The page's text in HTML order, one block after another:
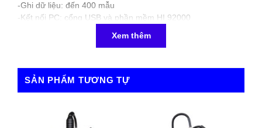
-Ghi dữ liệu: đến 400 mẫu
-Kết nối PC: cổng USB và phần mềm HI 92000
-Môi trường: 0 to 50°C (32 to 122°F); RH 100% (IP67)
-Kích thước: 185 x 93 x 35.2 mm
-Khối lượng: 400 g
5. Cung cấp gồm
– Máy đo HI98193
Xem thêm
SẢN PHẨM TƯƠNG TỰ